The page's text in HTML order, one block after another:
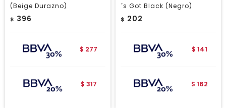
(Beige Durazno)
$ 396
$ 277
$ 317
´s Got Black (Negro)
$ 202
$ 141
$ 162